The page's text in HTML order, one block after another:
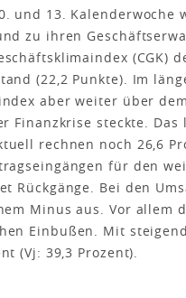
und 13.
zu ihren
(22,2 Punkte). Im
aber weiter über
Finanzkrise steckte.
rechnen noch 26,6
für den
Rückgänge. Bei den
Minus aus. Vor allem
Einbußen. Mit
(Vj: 39,3 Prozent).